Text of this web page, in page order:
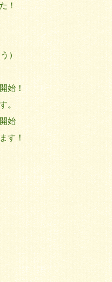
！
）
始！
。
始
す！